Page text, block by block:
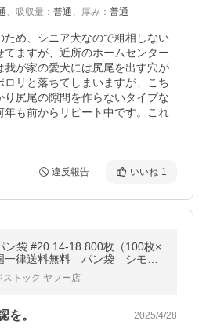
、 吸収量 ： 普通、 厚み ： 普通
め、シニア犬なので粗相しない
てますが、近所のホームセンター
我が家の愛犬には尻尾を出す穴が
ロリと落ちてしまいますが、こち
り尻尾の隙間を作らないタイプな
も前からリピート中です。これ
違反報告 いいね 1
ン袋 #20 14-18 800枚（100枚×
律送料無料 パン袋 シモジ
ストック ヤフー店
を。 2025/4/28